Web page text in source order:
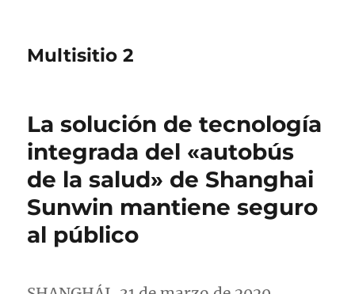
Multisitio 2
La solución de tecnología
integrada del «autobús
de la salud» de Shanghai
Sunwin mantiene seguro
al público